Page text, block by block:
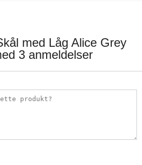
med Låg Alice Grey
3 anmeldelser